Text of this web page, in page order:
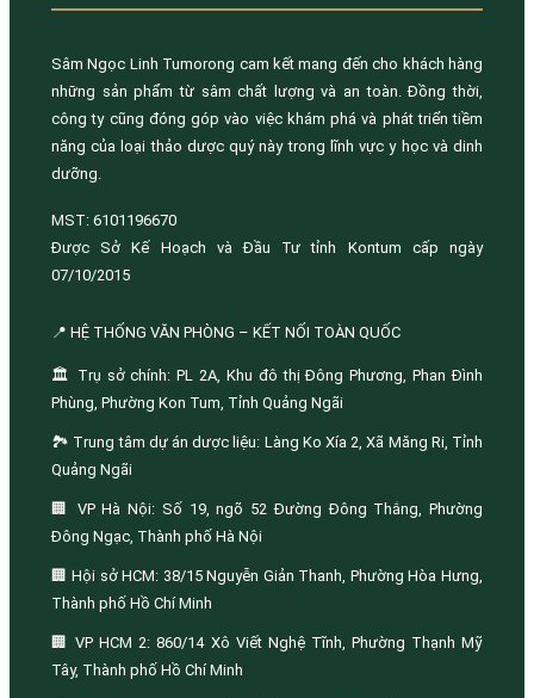
Sâm Ngọc Linh Tumorong cam kết mang đến cho khách hàng
những sản phẩm từ sâm chất lượng và an toàn. Đồng thời,
công ty cũng đóng góp vào việc khám phá và phát triển tiềm
năng của loại thảo dược quý này trong lĩnh vực y học và dinh
dưỡng.
MST: 6101196670
Được Sở Kế Hoạch và Đầu Tư tỉnh Kontum cấp ngày
07/10/2015
📍 HỆ THỐNG VĂN PHÒNG – KẾT NỐI TOÀN QUỐC
🏛️ Trụ sở chính: PL 2A, Khu đô thị Đông Phương, Phan Đình
Phùng, Phường Kon Tum, Tỉnh Quảng Ngãi
🏞️ Trung tâm dự án dược liệu: Làng Ko Xía 2, Xã Măng Ri, Tỉnh
Quảng Ngãi
🏢 VP Hà Nội: Số 19, ngõ 52 Đường Đông Thắng, Phường
Đông Ngạc, Thành phố Hà Nội
🏢 Hội sở HCM: 38/15 Nguyễn Giản Thanh, Phường Hòa Hưng,
Thành phố Hồ Chí Minh
🏢 VP HCM 2: 860/14 Xô Viết Nghệ Tĩnh, Phường Thạnh Mỹ
Tây, Thành phố Hồ Chí Minh